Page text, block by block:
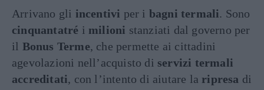
Arrivano gli incentivi per i bagni termali. Sono
cinquantatré i milioni stanziati dal governo per
il Bonus Terme, che permette ai cittadini
agevolazioni nell’acquisto di servizi termali
accreditati, con l’intento di aiutare la ripresa di